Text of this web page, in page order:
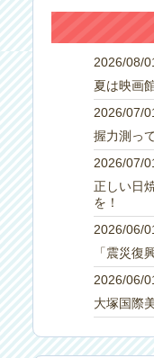
2026/08/
夏は映画
2026/07/
握力測っ
2026/07/
正しい日
を！
2026/06/
「震災復
2026/06/
大塚国際